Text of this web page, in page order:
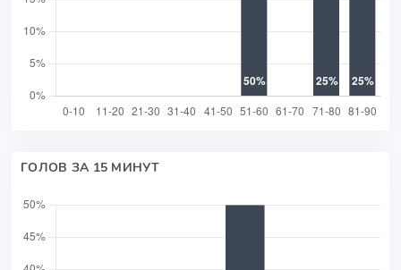
ГОЛОВ ЗА 15 МИНУТ